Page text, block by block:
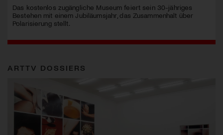
Das kostenlos zugängliche Museum feiert sein 30-jähriges
Bestehen mit einem Jubiläumsjahr, das Zusammenhalt über
Polarisierung stellt.
ARTTV DOSSIERS